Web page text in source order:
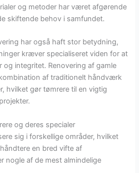
og metoder har været afgørende
skiftende behov i samfundet.
har også haft stor betydning,
kræver specialiseret viden for at
og integritet. Renovering af gamle
af traditionelt håndværk
hvilket gør tømrere til en vigtig
og deres specialer
sig i forskellige områder, hvilket
en bred vifte af
nogle af de mest almindelige